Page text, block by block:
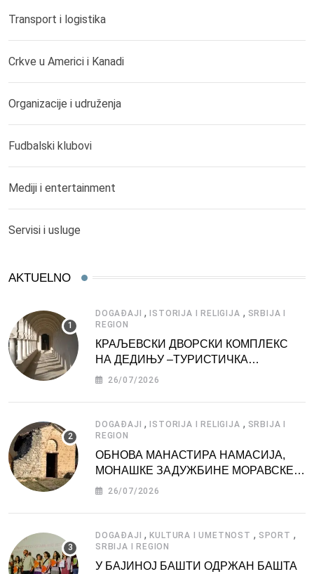
Transport i logistika
Crkve u Americi i Kanadi
Organizacije i udruženja
Fudbalski klubovi
Mediji i entertainment
Servisi i usluge
AKTUELNO
DOGAĐAJI ,ISTORIJA I RELIGIJA , SRBIJA I
REGION
КРАЉЕВСКИ ДВОРСКИ КОМПЛЕКС
НА ДЕДИЊУ –ТУРИСТИЧКА
АТРАКЦИЈА
26/07/2026
DOGAĐAJI ,ISTORIJA I RELIGIJA , SRBIJA I
REGION
ОБНОВА МАНАСТИРА НАМАСИЈА,
МОНАШКЕ ЗАДУЖБИНЕ МОРАВСКЕ
СРБИЈЕ
26/07/2026
DOGAĐAJI ,KULTURA I UMETNOST , SPORT ,
SRBIJA I REGION
У БАЈИНОЈ БАШТИ ОДРЖАН БАШТА